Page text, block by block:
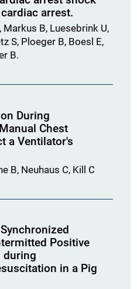
arrest.
B, Luesebrink U,
S, Ploeger B, Boesl E,
B.
During
Chest
a Ventilator's
B, Neuhaus C, Kill C
Positive
during
in a Pig